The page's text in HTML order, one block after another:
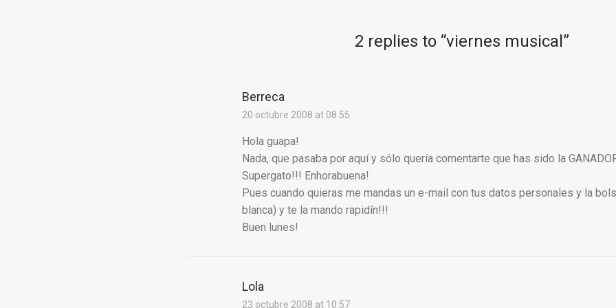
2 replies to “viernes musical ”
Berreca
20 octubre 2008 at 08:55
Hola guapa!
Nada, que pasaba por aquí y sólo quería comentarte que has sido la
Supergato!!! Enhorabuena!
Pues cuando quieras me mandas un e-mail con tus datos personales y la
blanca) y te la mando rapidín!!!
Buen lunes!
Lola
23 octubre 2008 at 10:57